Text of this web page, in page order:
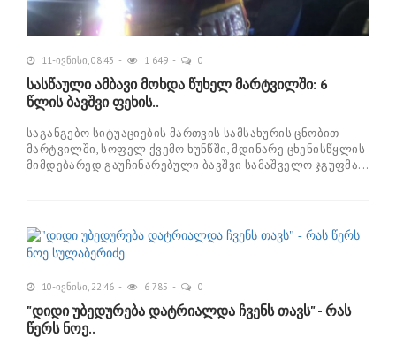
11-ივნისი, 08:43 1 649 0
სასწაული ამბავი მოხდა წუხელ მარტვილში: 6
წლის ბავშვი ფეხის..
საგანგებო სიტუაციების მართვის სამსახურის ცნობით
მარტვილში, სოფელ ქვემო ხუნწში, მდინარე ცხენისწყლის
მიმდებარედ გაუჩინარებული ბავშვი სამაშველო ჯგუფმა...
10-ივნისი, 22:46 6 785 0
"დიდი უბედურება დატრიალდა ჩვენს თავს" - რას
წერს ნოე..